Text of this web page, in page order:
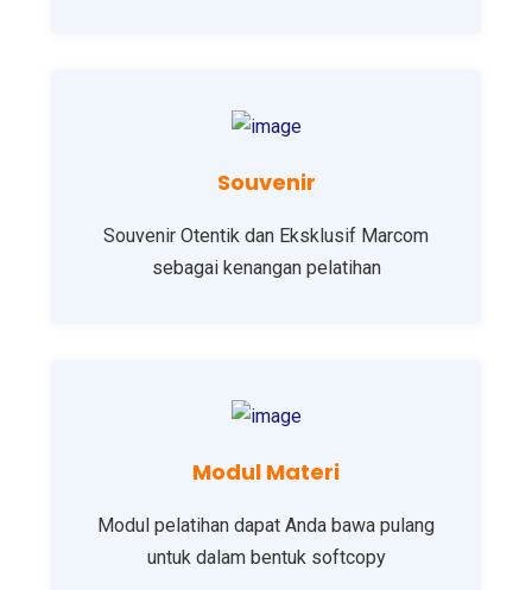
Souvenir
Souvenir Otentik dan Eksklusif Marcom
sebagai kenangan pelatihan
Modul Materi
Modul pelatihan dapat Anda bawa pulang
untuk dalam bentuk softcopy